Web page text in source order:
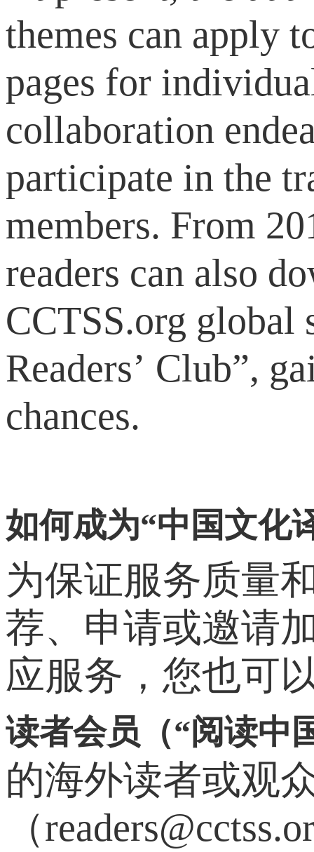
themes can apply
pages for
collaboration
participate in the
members. From
readers can also
CCTSS.org global
Readers’ Club”,
chances.
如何成为“中国文化
为保证服务质量
荐、申请或邀请
应服务，您也可
读者会员（“阅读中
的海外读者或观
（